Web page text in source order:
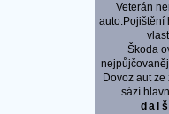
Veterán
auto.Pojištění
Škoda
Dovoz aut
sází